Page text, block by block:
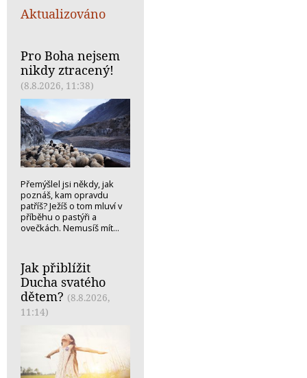
Aktualizováno
Pro Boha nejsem
nikdy ztracený!
(8.8.2026, 11:38)
Přemýšlel jsi někdy, jak
poznáš, kam opravdu
patříš? Ježíš o tom mluví v
příběhu o pastýři a
ovečkách. Nemusíš mít...
Jak přiblížit
Ducha svatého
dětem? (8.8.2026,
11:14)